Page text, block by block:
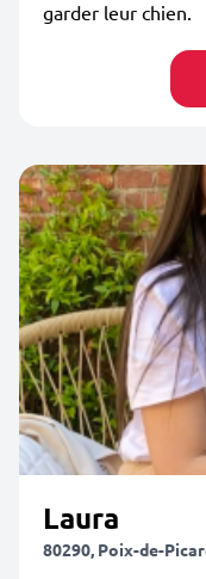
garder leur chien.
Laura
80290, Poix-de-